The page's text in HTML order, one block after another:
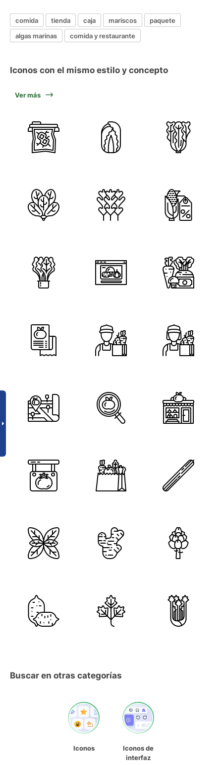
comida tienda caja mariscos
paquete
algas marinas
comida y restaurante
Iconos con el mismo estilo y concepto
Ver más
Buscar en otras categorías
Iconos
Iconos de
interfaz